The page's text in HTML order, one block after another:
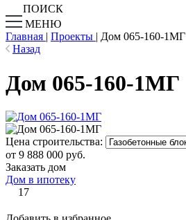
ПОИСК
МЕНЮ
Главная | Проекты | Дом 065-160-1МГ
Назад
Дом 065-160-1МГ
Цена строительства:
от 9 888 000 руб.
Заказать дом
Дом в ипотеку
17